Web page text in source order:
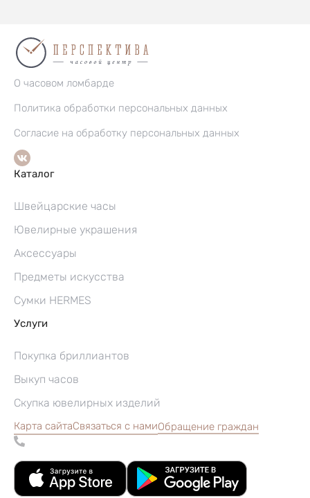
О часовом ломбарде
Политика обработки персональных данных
Согласие на обработку персональных данных
Каталог
Швейцарские часы
Ювелирные украшения
Аксессуары
Предметы искусства
Сумки HERMES
Услуги
Покупка бриллиантов
Выкуп часов
Скупка ювелирных изделий
Карта сайтаСвязаться с намиОбращение граждан